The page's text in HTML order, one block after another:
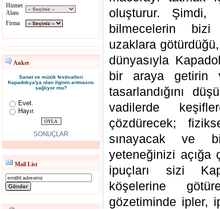
Hizmet
Alanı
Firma
Anket
Sanat ve müzik festivalleri
Kapadokya'ya olan ilginin artmasını
sağlıyor mu?
Evet.
Hayır.
SONUÇLAR
Mail List
oluşturur.
bilmecelerin
uzaklara
dünyasıyla
bir araya getirin
tasarlandığını
vadilerde
çözdürecek;
sınayacak ve
yeteneğinizi
ipuçları sizi
köşelerine
gözetiminde ipler,